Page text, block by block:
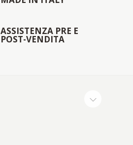
ASSISTENZA PRE E
POST-VENDITA